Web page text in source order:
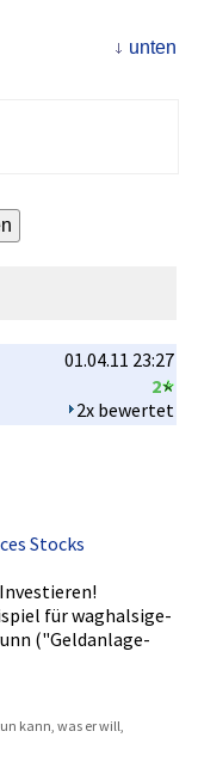
unten
01.04.11 23:27
2
2x bewertet
Stocks
für waghalsige­
("Geldanla­ge-
kann, was er will,